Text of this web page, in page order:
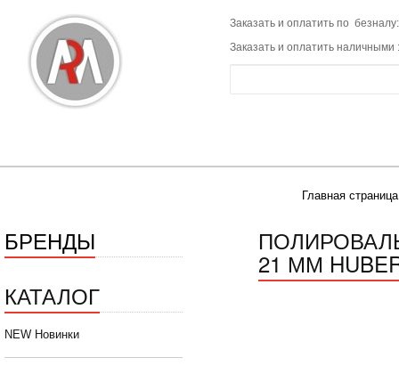
Заказать и оплатить по
Заказать и оплатить наличными
Главная страница
БРЕНДЫ
КАТАЛОГ
NEW Новинки
21 ММ